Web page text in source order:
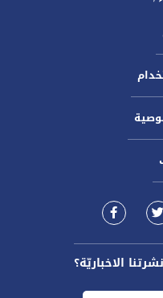
الاخباريّة؟